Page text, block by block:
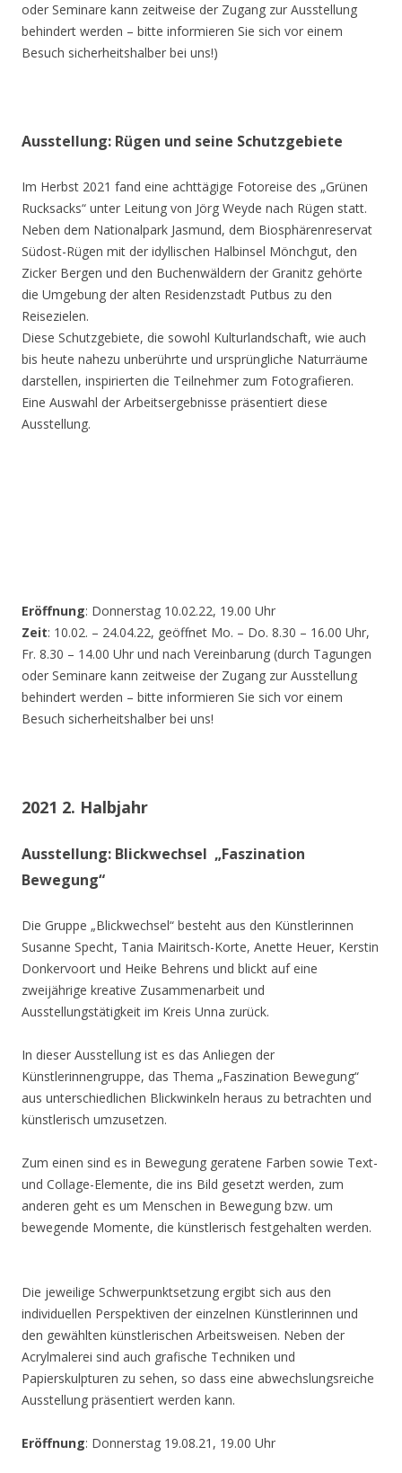
oder Seminare kann zeitweise der Zugang zur Ausstellung
behindert werden – bitte informieren Sie sich vor einem
Besuch sicherheitshalber bei uns!)
Ausstellung: Rügen und seine Schutzgebiete
Im Herbst 2021 fand eine achttägige Fotoreise des „Grünen
Rucksacks“ unter Leitung von Jörg Weyde nach Rügen statt.
Neben dem Nationalpark Jasmund, dem Biosphärenreservat
Südost-Rügen mit der idyllischen Halbinsel Mönchgut, den
Zicker Bergen und den Buchenwäldern der Granitz gehörte
die Umgebung der alten Residenzstadt Putbus zu den
Reisezielen.
Diese Schutzgebiete, die sowohl Kulturlandschaft, wie auch
bis heute nahezu unberührte und ursprüngliche Naturräume
darstellen, inspirierten die Teilnehmer zum Fotografieren.
Eine Auswahl der Arbeitsergebnisse präsentiert diese
Ausstellung.
Eröffnung: Donnerstag 10.02.22, 19.00 Uhr
Zeit: 10.02. – 24.04.22, geöffnet Mo. – Do. 8.30 – 16.00 Uhr,
Fr. 8.30 – 14.00 Uhr und nach Vereinbarung (durch Tagungen
oder Seminare kann zeitweise der Zugang zur Ausstellung
behindert werden – bitte informieren Sie sich vor einem
Besuch sicherheitshalber bei uns!
2021 2. Halbjahr
Ausstellung: Blickwechsel „Faszination
Bewegung“
Die Gruppe „Blickwechsel“ besteht aus den Künstlerinnen
Susanne Specht, Tania Mairitsch-Korte, Anette Heuer, Kerstin
Donkervoort und Heike Behrens und blickt auf eine
zweijährige kreative Zusammenarbeit und
Ausstellungstätigkeit im Kreis Unna zurück.
In dieser Ausstellung ist es das Anliegen der
Künstlerinnengruppe, das Thema „Faszination Bewegung“
aus unterschiedlichen Blickwinkeln heraus zu betrachten und
künstlerisch umzusetzen.
Zum einen sind es in Bewegung geratene Farben sowie Text-
und Collage-Elemente, die ins Bild gesetzt werden, zum
anderen geht es um Menschen in Bewegung bzw. um
bewegende Momente, die künstlerisch festgehalten werden.
Die jeweilige Schwerpunktsetzung ergibt sich aus den
individuellen Perspektiven der einzelnen Künstlerinnen und
den gewählten künstlerischen Arbeitsweisen. Neben der
Acrylmalerei sind auch grafische Techniken und
Papierskulpturen zu sehen, so dass eine abwechslungsreiche
Ausstellung präsentiert werden kann.
Eröffnung: Donnerstag 19.08.21, 19.00 Uhr